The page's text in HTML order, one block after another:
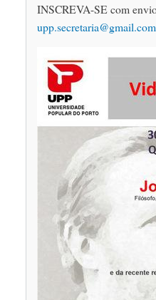
INSCREVA-SE com
upp.secretaria@gmail.com